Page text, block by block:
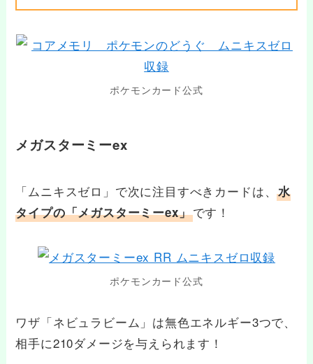
ポケモンカード公式
メガスターミーex
「ムニキスゼロ」で次に注目すべきカードは、水
タイプの「メガスターミーex」です！
ポケモンカード公式
ワザ「ネビュラビーム」は無色エネルギー3つで、
相手に210ダメージを与えられます！